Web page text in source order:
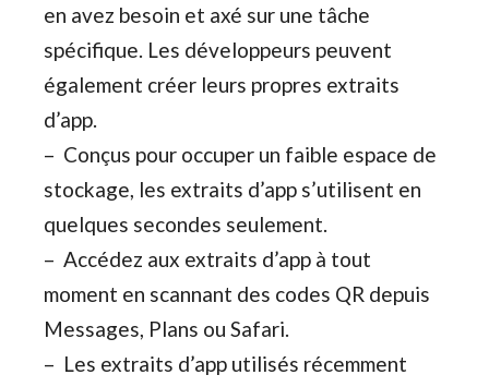
en avez besoin et axé sur une tâche
spécifique. Les développeurs peuvent
également créer leurs propres extraits
d’app.
– Conçus pour occuper un faible espace de
stockage, les extraits d’app s’utilisent en
quelques secondes seulement.
– Accédez aux extraits d’app à tout
moment en scannant des codes QR depuis
Messages, Plans ou Safari.
– Les extraits d’app utilisés récemment